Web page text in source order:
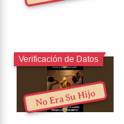
No Era Su Hijo
Verificación de Datos